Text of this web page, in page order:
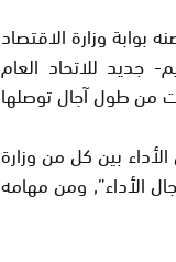
وزارة الاقتصاد
جديد للاتحاد العام
من طول آجال توصلها
بين كل من وزارة
الأداء”, ومن مهامه